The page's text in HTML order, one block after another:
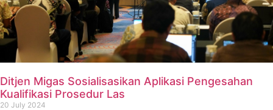
Ditjen Migas Sosialisasikan Aplikasi Pengesahan
Kualifikasi Prosedur Las
20 July 2024